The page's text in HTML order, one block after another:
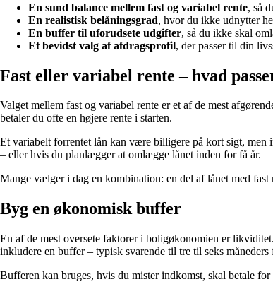
En sund balance mellem fast og variabel rente, så
En realistisk belåningsgrad, hvor du ikke udnytter
En buffer til uforudsete udgifter, så du ikke skal
Et bevidst valg af afdragsprofil, der passer til din
Fast eller variabel rente – hvad
Valget mellem fast og variabel rente er et af de mest
betaler du ofte en højere rente i starten.
Et variabelt forrentet lån kan være billigere på kort sigt,
– eller hvis du planlægger at omlægge lånet inden for få år.
Mange vælger i dag en kombination: en del af lånet med
Byg en økonomisk buffer
En af de mest oversete faktorer i boligøkonomien er
inkludere en buffer – typisk svarende til tre til seks måneders
Bufferen kan bruges, hvis du mister indkomst, skal betale